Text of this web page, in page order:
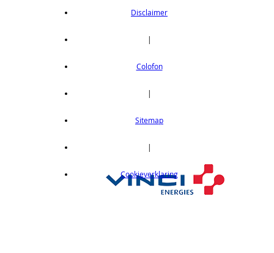
Disclaimer
|
Colofon
|
Sitemap
|
Cookieverklaring